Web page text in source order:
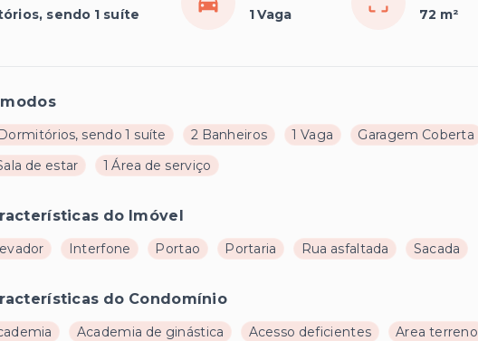
sendo 1 suíte
1 Vaga
72 m²
sendo 1 suíte 2 Banheiros 1 Vaga Garagem Coberta
de estar
1 Área de serviço
do Imóvel
Interfone Portao Portaria Rua asfaltada Sacada
do Condomínio
Academia de ginástica Acesso deficientes Area terreno